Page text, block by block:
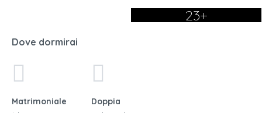
23+
Dove dormirai
Matrimoniale
Doppia